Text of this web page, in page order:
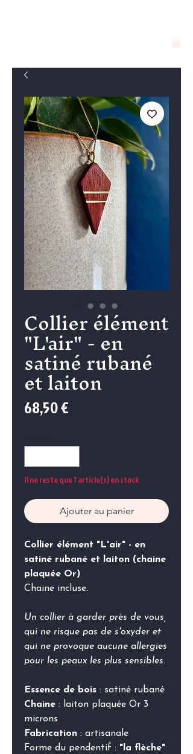
Collier élément
"L'air" - en
satiné rubané
et laiton
68,50 €Prix
Il ne reste que 1 article(s) en stock
Ajouter au panier
Collier élément "L'air" - en
satiné rubané et laiton (chaine
plaquée Or)
Chaine incluse.
Un collier à garder près de vous,
qui ne risque pas de s'oxyder et
qui ne provoque aucune allergies
pour les peaux les plus sensibles.
Essence de bois : satiné rubané
Chaine : laiton plaquée Or 3
microns
Fabrication : artisanale
Forme du pendentif : "la flèche"